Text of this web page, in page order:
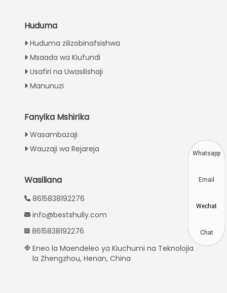
Huduma
Huduma zilizobinafsishwa
Msaada wa Kiufundi
Usafiri na Uwasilishaji
Manunuzi
Fanyika Mshirika
Wasambazaji
Wauzaji wa Rejareja
Wasiliana
8615838192276
info@bestshuliy.com
8615838192276
Eneo la Maendeleo ya Kiuchumi na Teknolojia
la Zhengzhou, Henan, China
Portuguese
Russian
Spanish
Chinese
Hindi
Japanese
Vietnamese
Thai
Turkish
Greek
Whatsapp
Email
Wechat
Chat